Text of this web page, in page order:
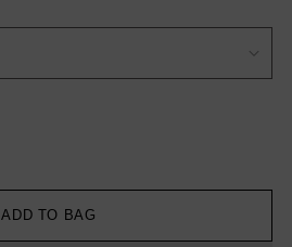
ADD TO BAG